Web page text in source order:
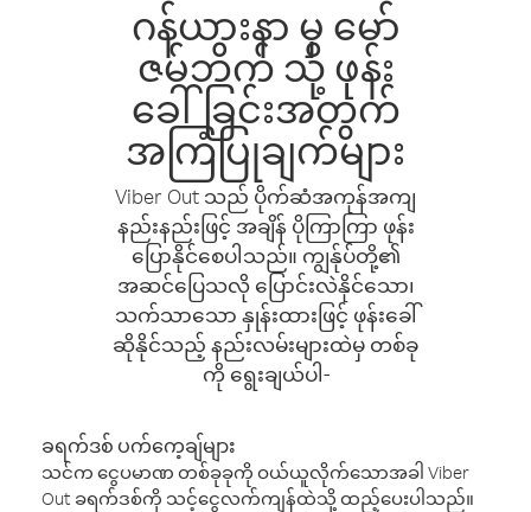
ဂန်ယားနာ မှ မော်
ဇမ်ဘိက် သို့ ဖုန်း
ခေါ်ခြင်းအတွက်
အကြံပြုချက်များ
Viber Out သည် ပိုက်ဆံအကုန်အကျ
နည်းနည်းဖြင့် အချိန် ပိုကြာကြာ ဖုန်း
ပြောနိုင်စေပါသည်။ ကျွန်ုပ်တို့၏
အဆင်ပြေသလို ပြောင်းလဲနိုင်သော၊
သက်သာသော နှုန်းထားဖြင့် ဖုန်းခေါ်
ဆိုနိုင်သည့် နည်းလမ်းများထဲမှ တစ်ခု
ကို ရွေးချယ်ပါ-
ခရက်ဒစ် ပက်ကေ့ချ်များ
သင်က ငွေပမာဏ တစ်ခုခုကို ဝယ်ယူလိုက်သောအခါ Viber
Out ခရက်ဒစ်ကို သင့်ငွေလက်ကျန်ထဲသို့ ထည့်ပေးပါသည်။